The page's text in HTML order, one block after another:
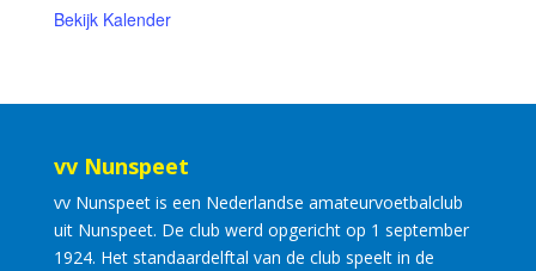
Bekijk Kalender
vv Nunspeet
vv Nunspeet is een Nederlandse amateurvoetbalclub
uit Nunspeet. De club werd opgericht op 1 september
1924. Het standaardelftal van de club speelt in de